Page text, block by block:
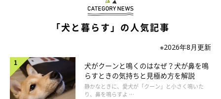
「犬と暮らす」の人気記事
※2026年8月更新
犬がクーンと鳴くのはなぜ？犬が鼻を鳴
らすときの気持ちと見極め方を解説
静かなときに、愛犬が「クーン」と小さく鳴いた
り、鼻を鳴らすよ …